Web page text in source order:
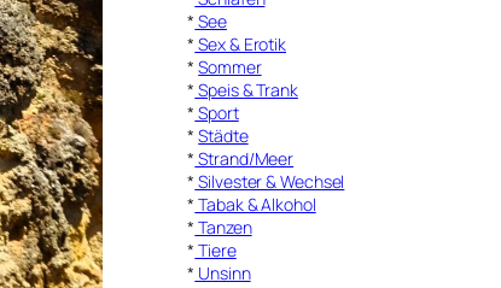
* See
* Sex & Erotik
*Sommer
* Speis & Trank
* Sport
*Städte
* Strand/Meer
* Silvester & Wechsel
* Tabak & Alkohol
* Tanzen
* Tiere
* Unsinn